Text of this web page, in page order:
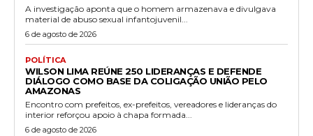
A investigação aponta que o homem armazenava e divulgava
material de abuso sexual infantojuvenil...
6 de agosto de 2026
POLÍTICA
WILSON LIMA REÚNE 250 LIDERANÇAS E DEFENDE
DIÁLOGO COMO BASE DA COLIGAÇÃO UNIÃO PELO
AMAZONAS
Encontro com prefeitos, ex-prefeitos, vereadores e lideranças do
interior reforçou apoio à chapa formada...
6 de agosto de 2026